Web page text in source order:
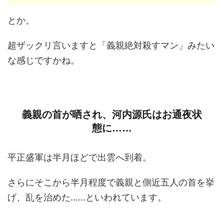
とか。
超ザックリ言いますと「義親絶対殺すマン」みたい
な感じですかね。
義親の首が晒され、河内源氏はお通夜状
態に……
平正盛軍は半月ほどで出雲へ到着。
さらにそこから半月程度で義親と側近五人の首を挙
げ、乱を治めた……といわれています。